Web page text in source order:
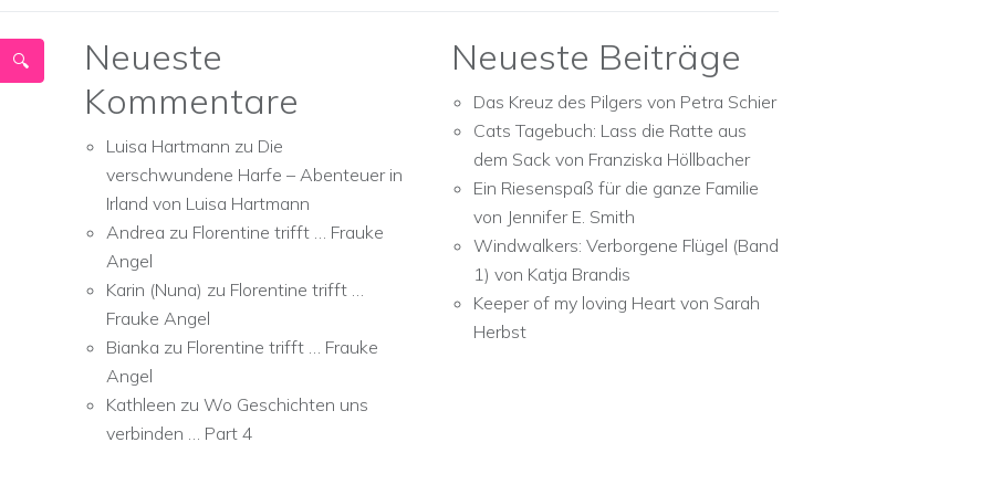
Neueste
Kommentare
Luisa Hartmann zu Die
verschwundene Harfe – Abenteuer in
Irland von Luisa Hartmann
Andrea zu Florentine trifft … Frauke
Angel
Karin (Nuna) zu Florentine trifft …
Frauke Angel
Bianka zu Florentine trifft … Frauke
Angel
Kathleen zu Wo Geschichten uns
verbinden … Part 4
Neueste Beiträge
Das Kreuz des Pilgers von Petra Schier
Cats Tagebuch: Lass die Ratte aus
dem Sack von Franziska Höllbacher
Ein Riesenspaß für die ganze Familie
von Jennifer E. Smith
Windwalkers: Verborgene Flügel (Band
1) von Katja Brandis
Keeper of my loving Heart von Sarah
Herbst